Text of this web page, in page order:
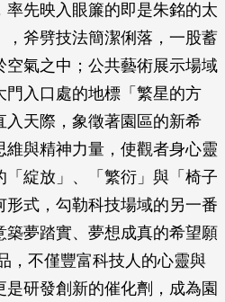
先映入眼簾的即是朱銘的太
，斧劈技法簡潔俐落，一股蓄
空氣之中；公共藝術展示場域
門入口處的地標「繁星的方
入天際，象徵著園區的新希
與精神力量，使觀者身心靈
「綻放」、「繁衍」與「椅子
形式，勾勒科技場域的另一番
築夢踏實、夢想成真的希望願
，不僅豐富科技人的心靈與
研發創新的催化劑，成為園